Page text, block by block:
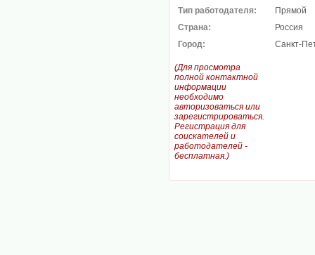
Тип работодателя:
Прямой
Страна:
Россия
Город:
Санкт-
(Для просмотра
полной контактной
информации
необходимо
авторизоваться или
зарегистрироваться.
Регистрация для
соискателей и
работодателей -
бесплатная.)